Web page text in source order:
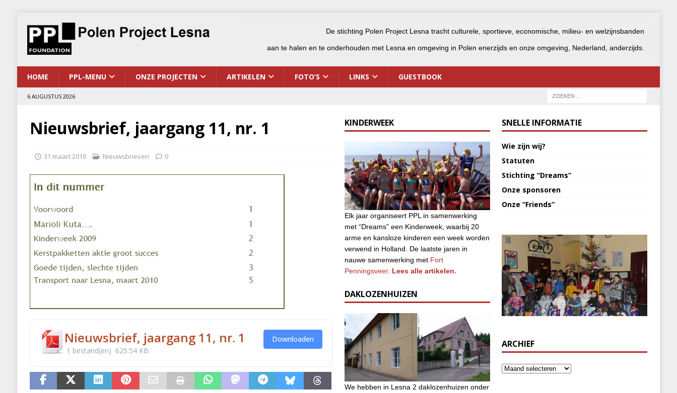
De stichting Polen Project Lesna tracht culturele, sportieve, economische, milieu- en welzijnsbanden
aan te halen en te onderhouden met Lesna en omgeving in Polen enerzijds en onze omgeving, Nederland, anderzijds.
HOME PPL-MENU ONZE PROJECTEN ARTIKELEN FOTO’S LINKS GUESTBOOK
6 AUGUSTUS 2026
Nieuwsbrief, jaargang 11, nr. 1
31 maart 2010 Nieuwsbrieven 0
Nieuwsbrief, jaargang 11, nr. 1
1 bestand(en) 625.54 KB
Downloaden
KINDERWEEK
Elk jaar organiseert PPL in samenwerking
met “Dreams” een Kinderweek, waarbij 20
arme en kansloze kinderen een week worden
verwend in Holland. De laatste jaren in
nauwe samenwerking met Fort
Penningsveer. Lees alle artikelen.
DAKLOZENHUIZEN
We hebben in Lesna 2 daklozenhuizen onder
SNELLE INFORMATIE
Wie zijn wij?
Statuten
Stichting “Dreams”
Onze sponsoren
Onze “Friends”
ARCHIEF